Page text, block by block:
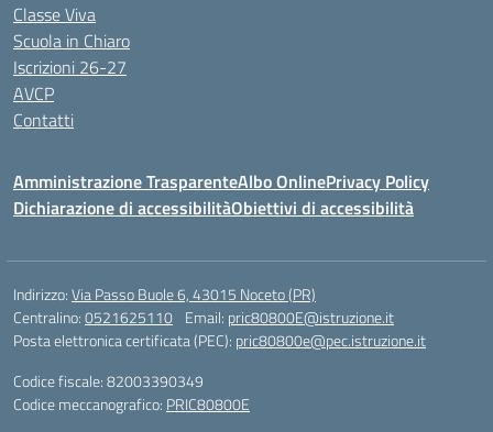
Classe Viva
Scuola in Chiaro
Iscrizioni 26-27
AVCP
Contatti
Amministrazione TrasparenteAlbo OnlinePrivacy Policy
Dichiarazione di accessibilitàObiettivi di accessibilità
Indirizzo:Via Passo Buole 6, 43015 Noceto (PR)
Centralino:0521625110 Email: pric80800E@istruzione.it
Posta elettronica certificata (PEC): pric80800e@pec.istruzione.it
Codice fiscale: 82003390349
Codice meccanografico: PRIC80800E